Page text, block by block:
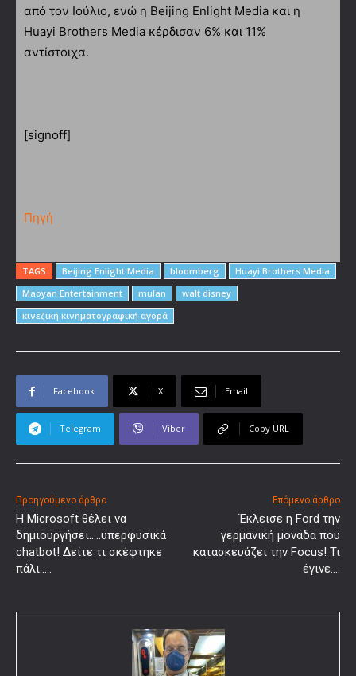
από τον Ιούλιο, ενώ η Beijing Enlight Media και η
Huayi Brothers Media κέρδισαν 6% και 11%
αντίστοιχα.
[signoff]
Πηγή
TAGS Beijing Enlight Media bloomberg
Huayi Brothers Media
Maoyan Entertainment
mulan
walt disney
κινεζική κινηματογραφική αγορά
Facebook X Email
Telegram Viber Copy URL
Προηγούμενο άρθρο
Η Microsoft θέλει να
δημιουργήσει…..υπερφυσικά
chatbot! Δείτε τι σκέφτηκε
πάλι…..
Επόμενο άρθρο
Έκλεισε η Ford την
γερμανική μονάδα που
κατασκευάζει την Focus! Τι
έγινε….